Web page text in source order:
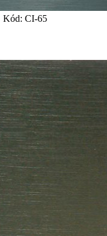
Kód: CI-65